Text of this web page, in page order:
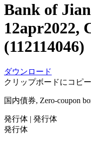
Bank of
12apr2022,
(112114046)
ダウンロード
クリップボードにコピー
国内債券, Zero-coupon
発行体 | 発行体
発行体